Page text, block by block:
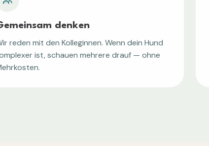
denken
reden mit den Kolleginnen. Wenn dein Hund
ist, schauen mehrere drauf — ohne